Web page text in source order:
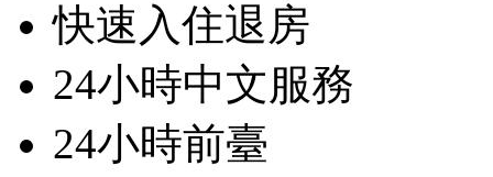
快速入住退房
24小時中文服務
24小時前臺